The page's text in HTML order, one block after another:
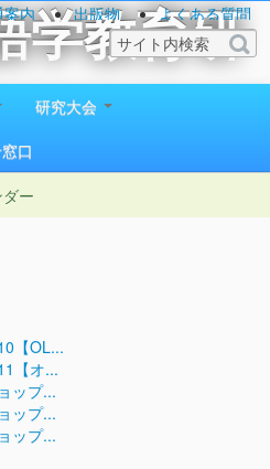
学教育研
創立
案内 出版物
よくある質問
研究大会
口
ー
【OL...
【オ...
ップ...
ップ...
ップ...